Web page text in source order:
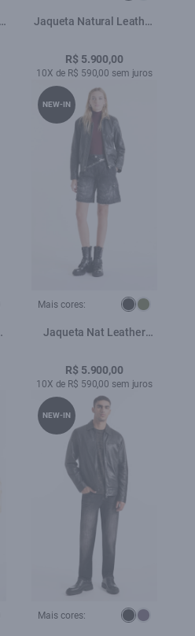
Jaqueta Natural Leather
R$ 5.900,00
10X de R$ 590,00 sem juros
Mais cores:
Jaqueta Nat Leather
R$ 5.900,00
10X de R$ 590,00 sem juros
NEW-IN
Mais cores:
NEW-IN